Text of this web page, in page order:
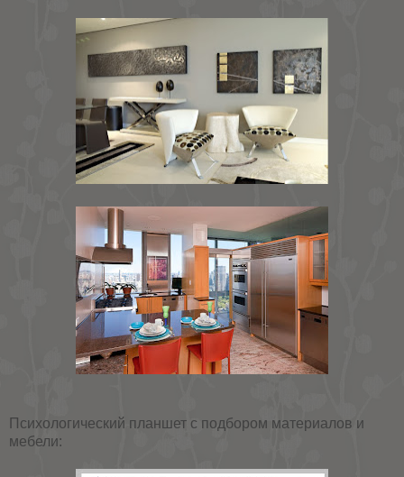
Психологический планшет с подбором материалов и
мебели: